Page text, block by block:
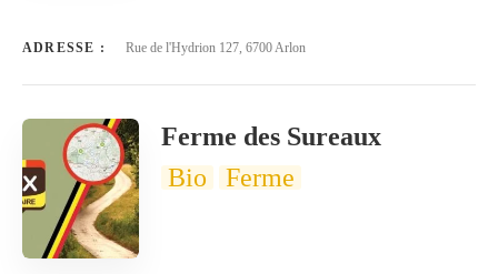
ADRESSE : Rue de l'Hydrion 127, 6700 Arlon
Ferme des Sureaux
Bio
Ferme